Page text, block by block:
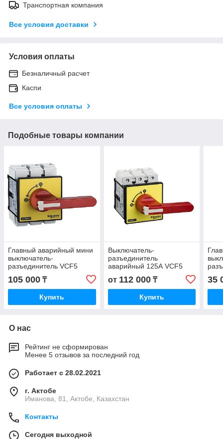
Транспортная компания
Все условия доставки
Условия оплаты
Безналичный расчет
Каспи
Все условия оплаты
Подобные товары компании
Главный аварийный мини
выключатель-
разъединитель VCF5
Schneider Electric
105 000 ₸
Купить
Выключатель-
разъединитель
аварийный 125А VCF5
Schneider Electric
от 112 000₸
Купить
35
О нас
Рейтинг не сформирован
Менее 5 отзывов за последний год
Работает с 28.02.2021
г. Актобе
Иманова, 81, Актобе, Казахстан
Контакты
Сегодня выходной